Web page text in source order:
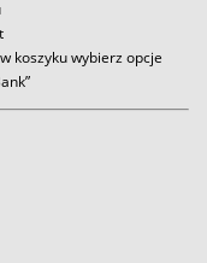
koszyku wybierz opcje